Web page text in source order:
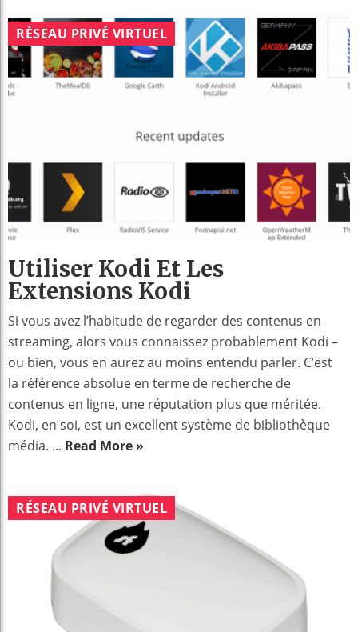
RÉSEAU PRIVÉ VIRTUEL
Utiliser Kodi Et Les
Extensions Kodi
Si vous avez l’habitude de regarder des contenus en
streaming, alors vous connaissez probablement Kodi –
ou bien, vous en aurez au moins entendu parler. C’est
la référence absolue en terme de recherche de
contenus en ligne, une réputation plus que méritée.
Kodi, en soi, est un excellent système de bibliothèque
média. ... Read More »
RÉSEAU PRIVÉ VIRTUEL